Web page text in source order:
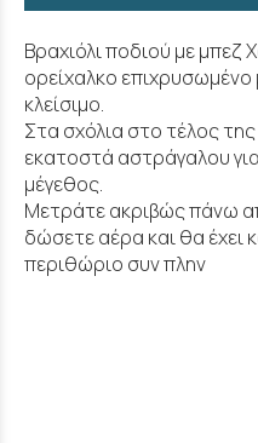
Βραχιόλι ποδιού με μπεζ
ορείχαλκο επιχρυσωμένο
κλείσιμο.
Στα σχόλια στο τέλος
εκατοστά αστράγαλου
μέγεθος.
Μετράτε ακριβώς πάνω
δώσετε αέρα και θα έχει
περιθώριο συν πλην